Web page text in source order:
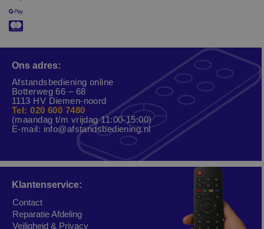
Ons adres:
Afstandsbediening online
Botterweg 66 – 68
1113 HV Diemen-noord
Tel: 020 600 7480
(maandag t/m vrijdag 11:00-15:00)
E-mail: info@afstandsbediening.nl
Klantenservice:
Contact
Reparatie Afdeling
Veiligheid & Privacy